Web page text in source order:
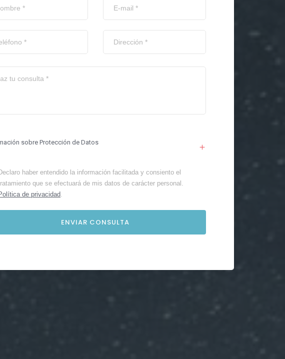
sobre Protección de Datos
haber entendido la información facilitada y consiento el
que se efectuará de mis datos de carácter personal.
de privacidad.